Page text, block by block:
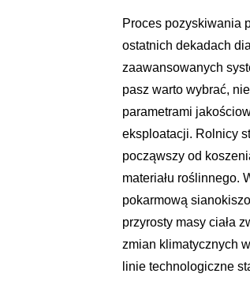
Proces pozyskiwania
ostatnich dekadach
zaawansowanych
pasz warto wybrać,
parametrami
eksploatacji. Rolnicy
począwszy od
materiału roślinnego.
pokarmową
przyrosty masy ciała
zmian klimatycznych
linie technologiczne